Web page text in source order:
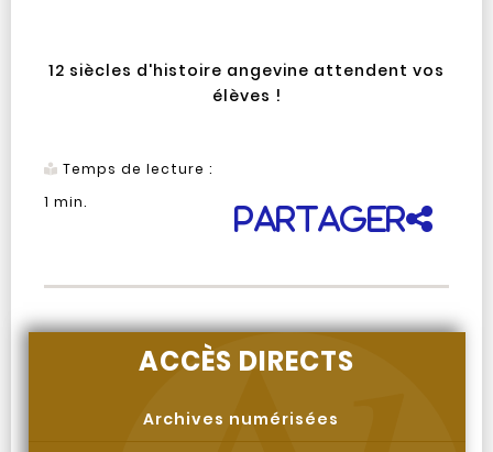
12 siècles d'histoire angevine attendent vos
élèves !
Temps de lecture :
1 min.
Partager
ACCÈS DIRECTS
Archives numérisées